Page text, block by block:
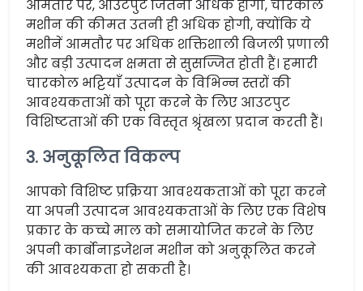
आमतौर पर, आउटपुट जितना अधिक होगा, चारकोल
मशीन की कीमत उतनी ही अधिक होगी, क्योंकि ये
मशीनें आमतौर पर अधिक शक्तिशाली बिजली प्रणाली
और बड़ी उत्पादन क्षमता से सुसज्जित होती हैं। हमारी
चारकोल भट्टियाँ उत्पादन के विभिन्न स्तरों की
आवश्यकताओं को पूरा करने के लिए आउटपुट
विशिष्टताओं की एक विस्तृत श्रृंखला प्रदान करती हैं।
3. अनुकूलित विकल्प
आपको विशिष्ट प्रक्रिया आवश्यकताओं को पूरा करने
या अपनी उत्पादन आवश्यकताओं के लिए एक विशेष
प्रकार के कच्चे माल को समायोजित करने के लिए
अपनी कार्बोनाइजेशन मशीन को अनुकूलित करने
की आवश्यकता हो सकती है।